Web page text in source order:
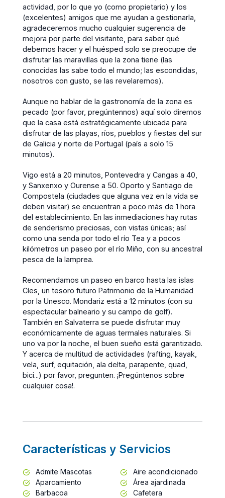
actividad, por lo que yo (como propietario) y los
(excelentes) amigos que me ayudan a gestionarla,
agradeceremos mucho cualquier sugerencia de
mejora por parte del visitante, para saber qué
debemos hacer y el huésped solo se preocupe de
disfrutar las maravillas que la zona tiene (las
conocidas las sabe todo el mundo; las escondidas,
nosotros con gusto, se las revelaremos).
Aunque no hablar de la gastronomía de la zona es
pecado (por favor, pregúntennos) aquí solo diremos
que la casa está estratégicamente ubicada para
disfrutar de las playas, ríos, pueblos y fiestas del sur
de Galicia y norte de Portugal (país a solo 15
minutos).
Vigo está a 20 minutos, Pontevedra y Cangas a 40,
y Sanxenxo y Ourense a 50. Oporto y Santiago de
Compostela (ciudades que alguna vez en la vida se
deben visitar) se encuentran a poco más de 1 hora
del establecimiento. En las inmediaciones hay rutas
de senderismo preciosas, con vistas únicas; así
como una senda por todo el río Tea y a pocos
kilómetros un paseo por el río Miño, con su ancestral
pesca de la lamprea.
Recomendamos un paseo en barco hasta las islas
Cíes, un tesoro futuro Patrimonio de la Humanidad
por la Unesco. Mondariz está a 12 minutos (con su
espectacular balneario y su campo de golf).
También en Salvaterra se puede disfrutar muy
económicamente de aguas termales naturales. Si
uno va por la noche, el buen sueño está garantizado.
Y acerca de multitud de actividades (rafting, kayak,
vela, surf, equitación, ala delta, parapente, quad,
bici...) por favor, pregunten. ¡Pregúntenos sobre
cualquier cosa!.
Características y Servicios
Admite Mascotas
Aire acondicionado
Aparcamiento
Área ajardinada
Barbacoa
Cafetera